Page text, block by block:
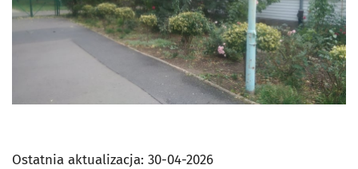
Ostatnia aktualizacja: 30-04-2026